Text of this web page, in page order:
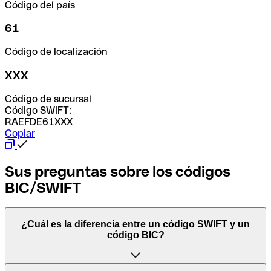
Código del país
61
Código de localización
XXX
Código de sucursal
Código SWIFT:
RAEFDE61XXX
Copiar
Sus preguntas sobre los códigos
BIC/SWIFT
¿Cuál es la diferencia entre un código SWIFT y un
código BIC?